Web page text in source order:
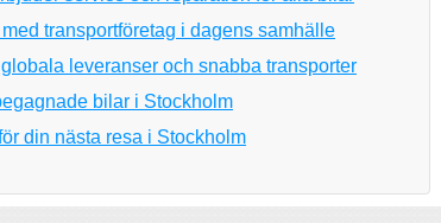
transportföretag i dagens samhälle
leveranser och snabba transporter
bilar i Stockholm
din nästa resa i Stockholm